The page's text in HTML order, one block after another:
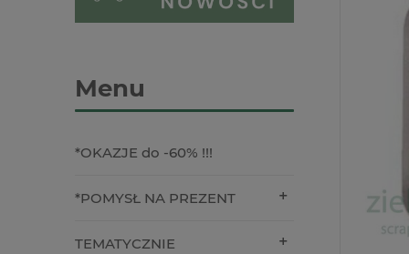
Menu
*OKAZJE do -60% !!!
*POMYSŁ NA PREZENT
TEMATYCZNIE